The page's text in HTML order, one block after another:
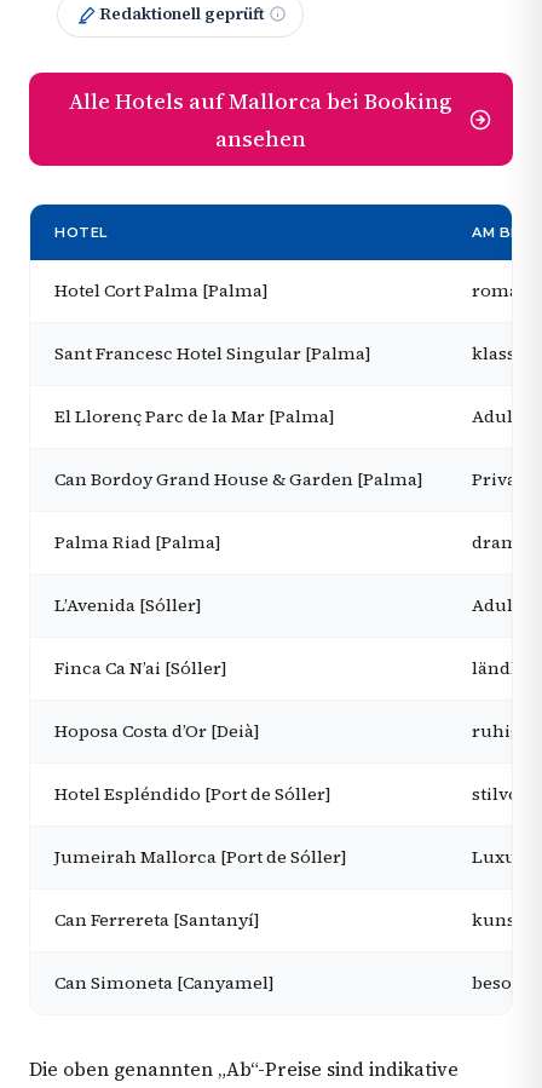
Redaktionell geprüft
Alle Hotels auf Mallorca bei Booking
ansehen
HOTEL AM
Hotel Cort Palma [Palma]
Sant Francesc Hotel Singular [Palma]
El Llorenç Parc de la Mar [Palma] Adults-
Can Bordoy Grand House & Garden [Palma]
Palma Riad [Palma]
L’Avenida [Sóller] Adults-
Finca Ca N’ai [Sóller]
Hoposa Costa d’Or [Deià] ruhige
Hotel Espléndido [Port de Sóller] stilvolle
Jumeirah Mallorca [Port de Sóller] Luxus
Can Ferrereta [Santanyí]
Can Simoneta [Canyamel]
Die oben genannten „Ab“-Preise sind indikative